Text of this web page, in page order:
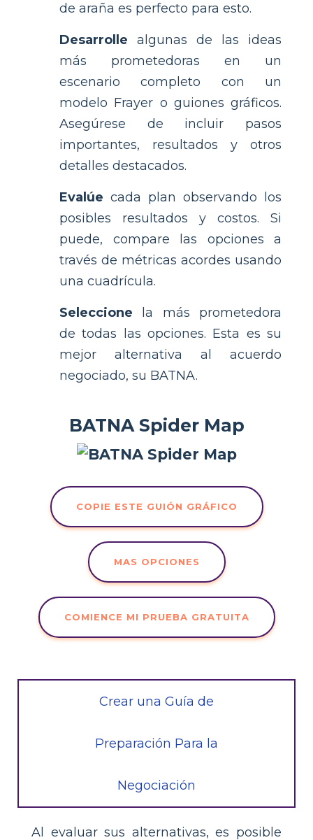
de araña es perfecto para esto.
Desarrolle algunas de las ideas
más prometedoras en un
escenario completo con un
modelo Frayer o guiones gráficos.
Asegúrese de incluir pasos
importantes, resultados y otros
detalles destacados.
Evalúe cada plan observando los
posibles resultados y costos. Si
puede, compare las opciones a
través de métricas acordes usando
una cuadrícula.
Seleccione la más prometedora
de todas las opciones. Esta es su
mejor alternativa al acuerdo
negociado, su BATNA.
BATNA Spider Map
COPIE ESTE GUIÓN GRÁFICO
MAS OPCIONES
COMIENCE MI PRUEBA GRATUITA
Crear una Guía de
Preparación Para la
Negociación
Al evaluar sus alternativas, es posible